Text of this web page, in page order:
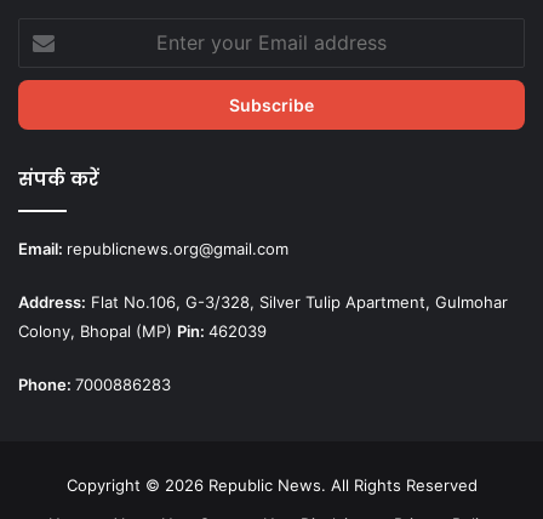
your
Email
संपर्क करें
Email: republicnews.org@gmail.com
Address: Flat No.106, G-3/328, Silver Tulip Apartment, Gulmohar
Colony, Bhopal (MP) Pin: 462039
Phone: 7000886283
Copyright © 2026 Republic News. All Rights Reserved